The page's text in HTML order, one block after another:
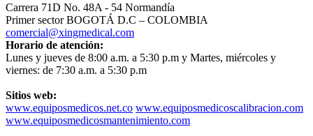
Carrera 71D No. 48A - 54 Normandía
Primer sector BOGOTÁ D.C – COLOMBIA
comercial@xingmedical.com
Horario de atención:
Lunes y jueves de 8:00 a.m. a 5:30 p.m y Martes, miércoles y
viernes: de 7:30 a.m. a 5:30 p.m
Sitios web:
www.equiposmedicos.net.co www.equiposmedicoscalibracion.com
www.equiposmedicosmantenimiento.com